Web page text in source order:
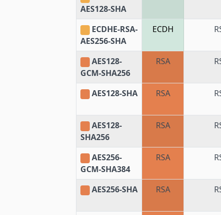
AES128-SHA
ECDHE-RSA-
AES256-SHA
ECDH
AES128-
GCM-SHA256
RSA
AES128-SHA RSA
AES128-
SHA256
RSA
AES256-
GCM-SHA384
RSA
AES256-SHA RSA